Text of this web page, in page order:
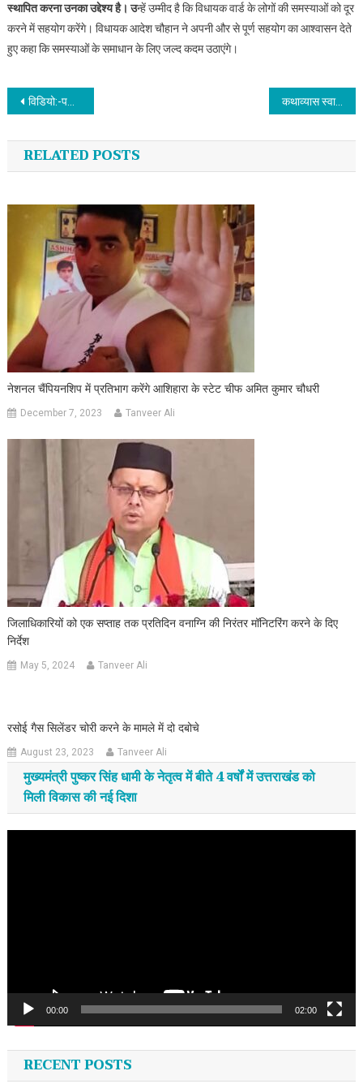
स्थापित करना उनका उद्देश्य है। उन्हें उम्मीद है कि विधायक वार्ड के लोगों की समस्याओं को दूर
करने में सहयोग करेंगे। विधायक आदेश चौहान ने अपनी और से पूर्ण सहयोग का आश्वासन देते
हुए कहा कि समस्याओं के समाधान के लिए जल्द कदम उठाएंगे।
Post navigation
विडियो:-पति को पीठ पर बैठाकर कांवड़ यात्रा कराने हरिद्वार आयी गाजियाबाद की आशा कथाव्यास स्वामी रामेश्वरानंद ने कराया शिव सती चरित्र कथा का श्रवण
RELATED POSTS
नेशनल चैंपियनशिप में प्रतिभाग करेंगे आशिहारा के स्टेट चीफ अमित कुमार चौधरी
December 7, 2023 Tanveer Ali
जिलाधिकारियों को एक सप्ताह तक प्रतिदिन वनाग्नि की निरंतर मॉनिटरिंग करने के दिए
निर्देश
May 5, 2024 Tanveer Ali
रसोई गैस सिलेंडर चोरी करने के मामले में दो दबोचे
August 23, 2023 Tanveer Ali
मुख्यमंत्री पुष्कर सिंह धामी के नेतृत्व में बीते 4 वर्षों में उत्तराखंड को
मिली विकास की नई दिशा
00:00 02:00
RECENT POSTS